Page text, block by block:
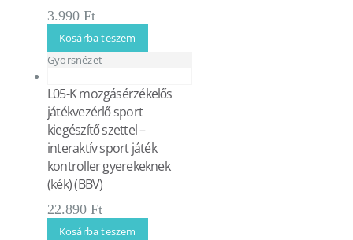
3.990 Ft
Kosárba teszem
Gyorsnézet
L05-K mozgásérzékelős
játékvezérlő sport
kiegészítő szettel –
interaktív sport játék
kontroller gyerekeknek
(kék) (BBV)
22.890 Ft
Kosárba teszem